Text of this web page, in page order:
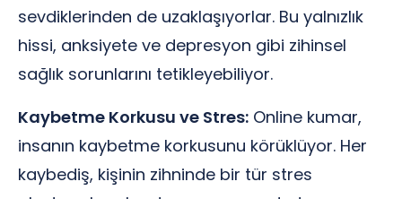
sevdiklerinden de uzaklaşıyorlar. Bu yalnızlık
hissi, anksiyete ve depresyon gibi zihinsel
sağlık sorunlarını tetikleyebiliyor.
Kaybetme Korkusu ve Stres: Online kumar,
insanın kaybetme korkusunu körüklüyor. Her
kaybediş, kişinin zihninde bir tür stres